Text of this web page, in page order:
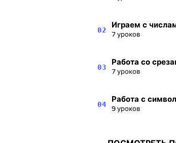
02
Играем с
7 уроков
03
Работа со
7 уроков
04
Работа с
9 уроков